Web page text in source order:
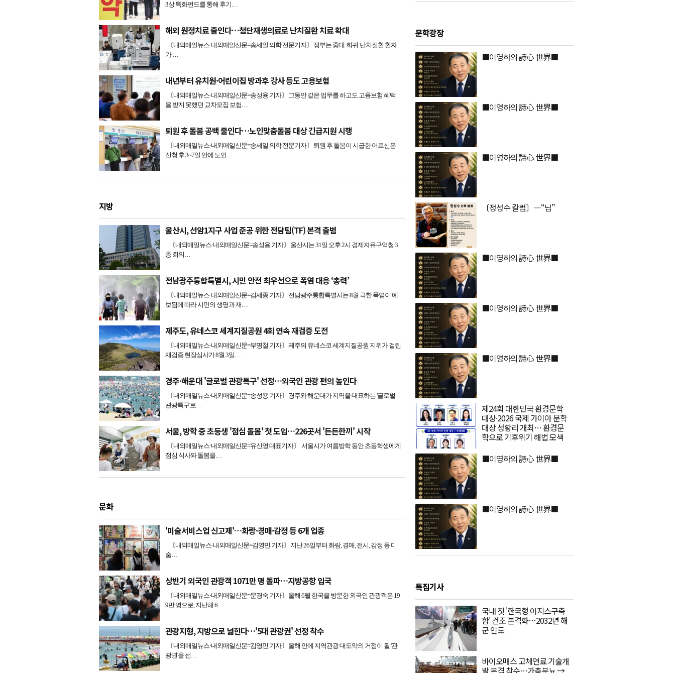
문학광장
■이영하의 詩心 世界■
■이영하의 詩心 世界■
■이영하의 詩心 世界■
〔정성수 칼럼〕―​​“님”
■이영하의 詩心 世界■
■이영하의 詩心 世界■
■이영하의 詩心 世界■
제24회 대한민국 환경문학
대상·2026 국제 가이아 문학
대상 성황리 개최… 환경문
학으로 기후위기 해법 모색
■이영하의 詩心 世界■
■이영하의 詩心 世界■
특집기사
국내 첫 '한국형 이지스구축
함' 건조 본격화…2032년 해
군 인도
바이오매스 고체연료 기술개
발 본격 착수…가축분뇨 →
3상 특화펀드를 통해 후기…
해외 원정치료 줄인다…첨단재생의료로 난치질환 치료 확대
〔내외매일뉴스·내외매일신문=송세일 의학 전문기자〕 정부는 중대·희귀·난치질환 환자
가 …
내년부터 유치원·어린이집 방과후 강사 등도 고용보험
〔내외매일뉴스·내외매일신문=송성용 기자〕 그동안 같은 업무를 하고도 고용보험 혜택
을 받지 못했던 교차모집 보험…
퇴원 후 돌봄 공백 줄인다…노인맞춤돌봄 대상 긴급지원 시행
〔내외매일뉴스·내외매일신문=송세일 의학 전문기자〕 퇴원 후 돌봄이 시급한 어르신은
신청 후 3~7일 안에 노인…
지방
울산시, 선암1지구 사업 준공 위한 전담팀(TF) 본격 출범
〔내외매일뉴스·내외매일신문=송성용 기자〕 울산시는 31일 오후 2시 경제자유구역청 3
층 회의…
전남광주통합특별시, 시민 안전 최우선으로 폭염 대응 ‘총력’
〔내외매일뉴스·내외매일신문=김세종 기자〕 전남광주통합특별시는 8월 극한 폭염이 예
보됨에 따라 시민의 생명과 재…
제주도, 유네스코 세계지질공원 4회 연속 재검증 도전
〔내외매일뉴스·내외매일신문=부명철 기자〕 제주의 유네스코 세계지질공원 지위가 걸린
재검증 현장심사가 8월 3일…
경주·해운대 '글로벌 관광특구' 선정…외국인 관광 편의 높인다
〔내외매일뉴스·내외매일신문=송성용 기자〕 경주와 해운대가 지역을 대표하는 '글로벌
관광특구'로 …
서울, 방학 중 초등생 '점심 돌봄' 첫 도입…226곳서 '든든한끼' 시작
〔내외매일뉴스·내외매일신문=유신영 대표기자〕 서울시가 여름방학 동안 초등학생에게
점심 식사와 돌봄을…
문화
'미술서비스업 신고제'…화랑·경매·감정 등 6개 업종
〔내외매일뉴스·내외매일신문=김영민 기자〕 지난 26일부터 화랑, 경매, 전시, 감정 등 미
술…
상반기 외국인 관광객 1071만 명 돌파…지방공항 입국
〔내외매일뉴스·내외매일신문=문경숙 기자〕 올해 6월 한국을 방문한 외국인 관광객은 19
9만 명으로, 지난해 6…
관광지형, 지방으로 넓힌다…'5대 관광권' 선정 착수
〔내외매일뉴스·내외매일신문=김영민 기자〕 올해 안에 지역관광 대도약의 거점이 될 '관
광권'을 선…